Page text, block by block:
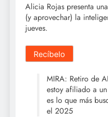
Alicia Rojas presenta
(y aprovechar) la
jueves.
Recíbelo
MIRA: Retiro de
estoy afiliado a
es lo que más
el 2025